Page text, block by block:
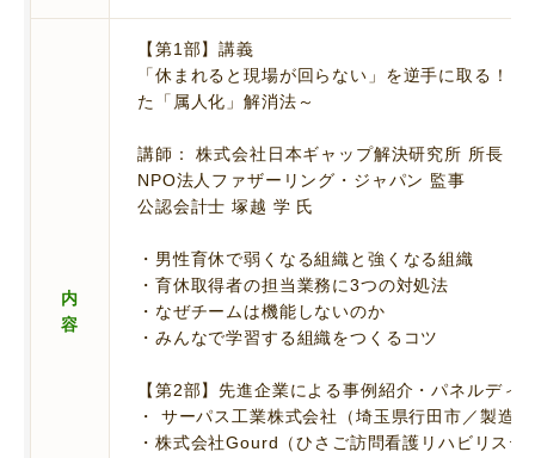
内
容
【第1部】講義
「休まれると現場が回らない」を逆手に取る！
た「属人化」解消法～
講師： 株式会社日本ギャップ解決研究所 所長
NPO法人ファザーリング・ジャパン 監事
公認会計士 塚越 学 氏
・男性育休で弱くなる組織と強くなる組織
・育休取得者の担当業務に3つの対処法
・なぜチームは機能しないのか
・みんなで学習する組織をつくるコツ
【第2部】先進企業による事例紹介・パネルディ
・ サーパス工業株式会社（埼玉県行田市／製造
・株式会社Gourd（ひさご訪問看護リハビリステ